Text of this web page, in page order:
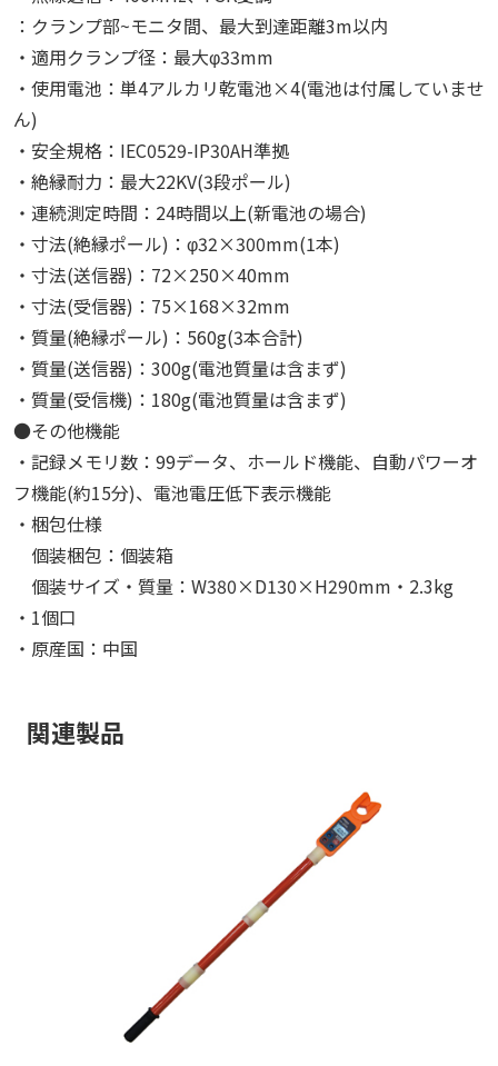
：クランプ部~モニタ間、最大到達距離3m以内
・適用クランプ径：最大φ33mm
・使用電池：単4アルカリ乾電池×4(電池は付属していませ
ん)
・安全規格：IEC0529-IP30AH準拠
・絶縁耐力：最大22KV(3段ポール)
・連続測定時間：24時間以上(新電池の場合)
・寸法(絶縁ポール)：φ32×300mm(1本)
・寸法(送信器)：72×250×40mm
・寸法(受信器)：75×168×32mm
・質量(絶縁ポール)：560g(3本合計)
・質量(送信器)：300g(電池質量は含まず)
・質量(受信機)：180g(電池質量は含まず)
●その他機能
・記録メモリ数：99データ、ホールド機能、自動パワーオ
フ機能(約15分)、電池電圧低下表示機能
・梱包仕様
個装梱包：個装箱
個装サイズ・質量：W380×D130×H290mm・2.3kg
・1個口
・原産国：中国
関連製品